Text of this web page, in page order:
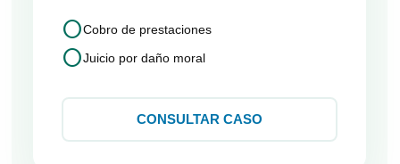
circleCobro de prestaciones
circleJuicio por daño moral
CONSULTAR CASO